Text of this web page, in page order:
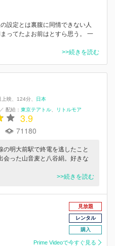
設定とは裏腹に同情できない人
ってたよお前はとすら思う。 一
>>続きを読む
映 124分
日本
／ 配給： 東京テアトル リトルモア
3.9
71180
の明大前駅で終電を逃したこと
会った山音麦と八谷絹。好きな
>>続きを読む
見放題
レンタル
購入
Prime Videoで今すぐ見る